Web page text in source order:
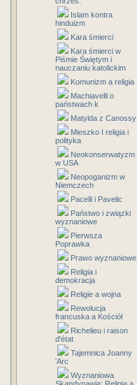
Islam kontra
hinduizm
Kara śmierci
Kara śmierci w
Piśmie Świętym i
nauczaniu katolickim
Komunizm a religia
Machiavelli o
państwach k
Matylda z Canossy
Mieszko I religia i
polityka
Neokonserwatyzm
w USA
Neopoganizm w
Niemczech
Pacelli i Pavelic
Państwo i związki
wyznaniowe
Pierwsza
Poprawka
Prawo wyznaniowe
Religia i
demokracja
Religie a wojna
Rewolucja
francuska a Kościół
Richelieu i raison
d'état
Tajemnica Joanny
'Arc
Wyznaniowa